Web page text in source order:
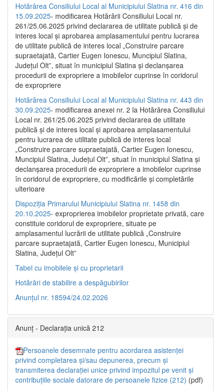
Hotărârea Consiliului Local al Municipiului Slatina nr. 416 din
15.09.2025- modificarea Hotărârii Consiliului Local nr.
261/25.06.2025 privind declararea de utilitate publică și de
interes local și aprobarea amplasamentului pentru lucrarea
de utilitate publică de interes local „Construire parcare
supraetajată, Cartier Eugen Ionescu, Muncipiul Slatina,
Județul Olt”, situat în municipiul Slatina și declanșarea
procedurii de expropriere a imobilelor cuprinse în coridorul
de expropriere
Hotărârea Consiliului Local al Municipiului Slatina nr. 443 din
30.09.2025- modificarea anexei nr. 2 la Hotărârea Consiliului
Local nr. 261/25.06.2025 privind declararea de utilitate
publică şi de interes local şi aprobarea amplasamentului
pentru lucrarea de utilitate publică de interes local
„Construire parcare supraetajată, Cartier Eugen Ionescu,
Muncipiul Slatina, Judeţul Olt”, situat în municipiul Slatina şi
declanşarea procedurii de expropriere a imobilelor cuprinse
în coridorul de expropriere, cu modificările şi completările
ulterioare
Dispoziția Primarului Municipiului Slatina nr. 1458 din
20.10.2025- exproprierea imobilelor proprietate privată, care
constituie coridorul de expropriere, situate pe
amplasamentul lucrării de utilitate publică „Construire
parcare supraetajată, Cartier Eugen Ionescu, Municipiul
Slatina, Județul Olt”
Tabel cu imobilele și cu proprietarii
Hotărâri de stabilire a despăgubirilor
Anunțul nr. 18594/24.02.2026
Anunț - Declarația unică 212
Persoanele desemnate pentru acordarea asistenței
privind completarea și/sau depunerea, precum și
transmiterea declarației unice privind impozitul pe venit și
contribuțiile sociale datorare de persoanele fizice (212) (pdf)